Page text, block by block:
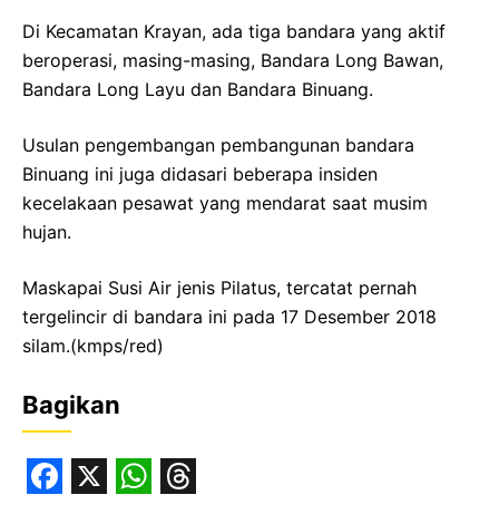
Di Kecamatan Krayan, ada tiga bandara yang aktif
beroperasi, masing-masing, Bandara Long Bawan,
Bandara Long Layu dan Bandara Binuang.
Usulan pengembangan pembangunan bandara
Binuang ini juga didasari beberapa insiden
kecelakaan pesawat yang mendarat saat musim
hujan.
Maskapai Susi Air jenis Pilatus, tercatat pernah
tergelincir di bandara ini pada 17 Desember 2018
silam.(kmps/red)
Bagikan